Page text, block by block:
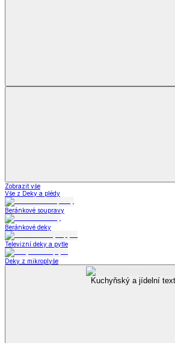
Zobrazit vše
Vše z Deky a plédy
Beránkové soupravy
Beránkové deky
Televizní deky a pytle
Deky z mikroplyše
Kuchyňský a jídelní